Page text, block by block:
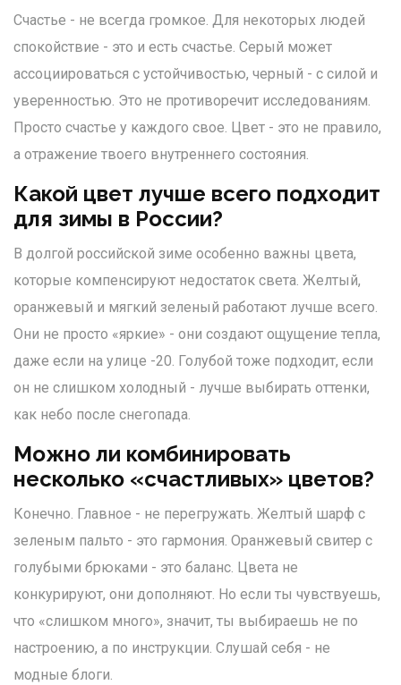
Счастье - не всегда громкое. Для некоторых людей
спокойствие - это и есть счастье. Серый может
ассоциироваться с устойчивостью, черный - с силой и
уверенностью. Это не противоречит исследованиям.
Просто счастье у каждого свое. Цвет - это не правило,
а отражение твоего внутреннего состояния.
Какой цвет лучше всего подходит
для зимы в России?
В долгой российской зиме особенно важны цвета,
которые компенсируют недостаток света. Желтый,
оранжевый и мягкий зеленый работают лучше всего.
Они не просто «яркие» - они создают ощущение тепла,
даже если на улице -20. Голубой тоже подходит, если
он не слишком холодный - лучше выбирать оттенки,
как небо после снегопада.
Можно ли комбинировать
несколько «счастливых» цветов?
Конечно. Главное - не перегружать. Желтый шарф с
зеленым пальто - это гармония. Оранжевый свитер с
голубыми брюками - это баланс. Цвета не
конкурируют, они дополняют. Но если ты чувствуешь,
что «слишком много», значит, ты выбираешь не по
настроению, а по инструкции. Слушай себя - не
модные блоги.